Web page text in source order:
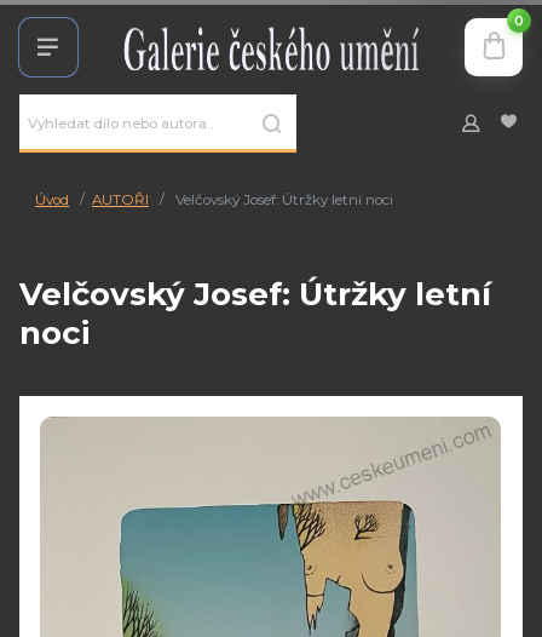
0
Úvod AUTOŘI Velčovský Josef: Útržky letní noci
Velčovský Josef: Útržky letní
noci